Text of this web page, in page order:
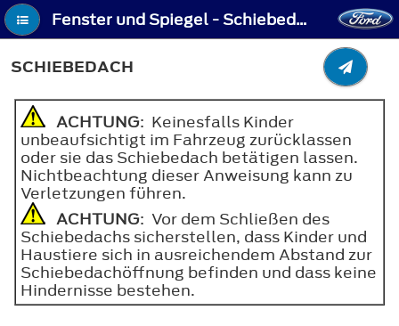
Fenster und Spiegel - Schiebedach
SCHIEBEDACH
ACHTUNG: Keinesfalls Kinder
unbeaufsichtigt im Fahrzeug zurücklassen
oder sie das Schiebedach betätigen lassen.
Nichtbeachtung dieser Anweisung kann zu
Verletzungen führen.
ACHTUNG: Vor dem Schließen des
Schiebedachs sicherstellen, dass Kinder und
Haustiere sich in ausreichendem Abstand zur
Schiebedachöffnung befinden und dass keine
Hindernisse bestehen.